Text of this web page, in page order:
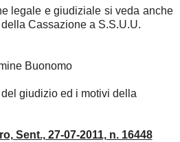
legale e giudiziale si veda anche
della Cassazione a S.S.U.U.
Buonomo
giudizio ed i motivi della
Sent., 27-07-2011, n. 16448